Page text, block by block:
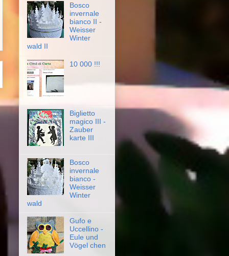
Bosco
invernale
bianco II -
Weisser
Winter
wald II
10 000 !!!
Biglietto
magico III -
Zauber
karte III
Bosco
invernale
bianco -
Weisser
Winter
wald
Gufo e
Uccellino -
Eule und
Vögel chen